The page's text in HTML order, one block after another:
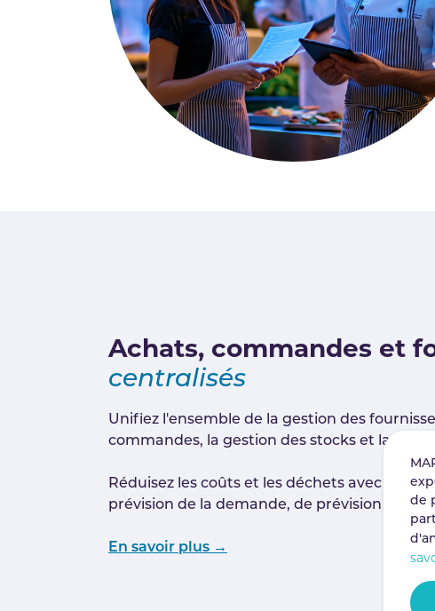
Achats, commandes et
centralisés
Unifiez l'ensemble de la gestion des
commandes, la gestion des stocks et la
Réduisez les coûts et les déchets avec des
prévision de la demande, de prévision des
En savoir plus →
de